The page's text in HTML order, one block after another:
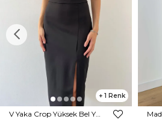
1